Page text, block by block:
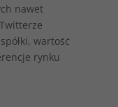
nawet
wartość
rynku